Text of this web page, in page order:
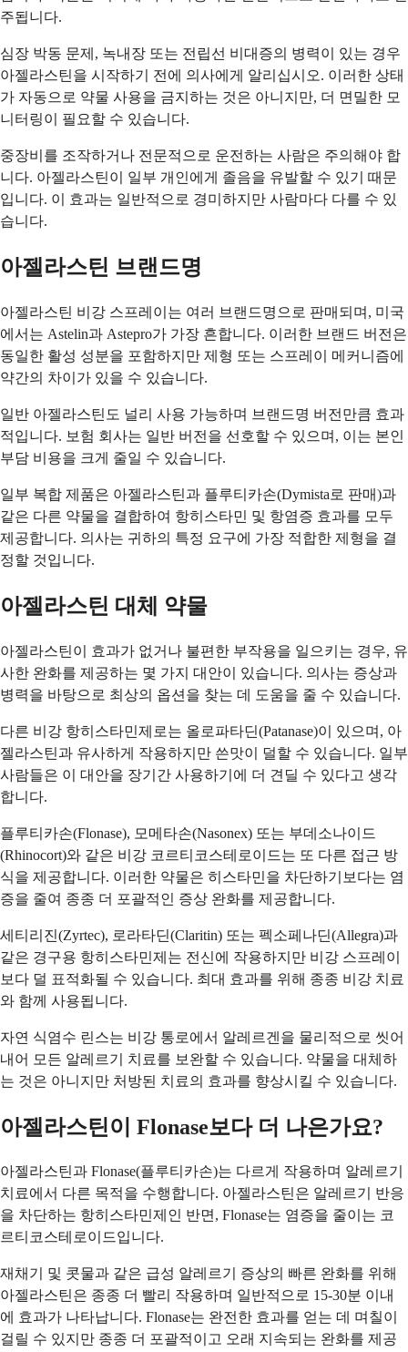
주됩니다.
심장 박동 문제, 녹내장 또는 전립선 비대증의 병력이 있는 경우
아젤라스틴을 시작하기 전에 의사에게 알리십시오. 이러한 상태
가 자동으로 약물 사용을 금지하는 것은 아니지만, 더 면밀한 모
니터링이 필요할 수 있습니다.
중장비를 조작하거나 전문적으로 운전하는 사람은 주의해야 합
니다. 아젤라스틴이 일부 개인에게 졸음을 유발할 수 있기 때문
입니다. 이 효과는 일반적으로 경미하지만 사람마다 다를 수 있
습니다.
아젤라스틴 브랜드명
아젤라스틴 비강 스프레이는 여러 브랜드명으로 판매되며, 미국
에서는 Astelin과 Astepro가 가장 흔합니다. 이러한 브랜드 버전은
동일한 활성 성분을 포함하지만 제형 또는 스프레이 메커니즘에
약간의 차이가 있을 수 있습니다.
일반 아젤라스틴도 널리 사용 가능하며 브랜드명 버전만큼 효과
적입니다. 보험 회사는 일반 버전을 선호할 수 있으며, 이는 본인
부담 비용을 크게 줄일 수 있습니다.
일부 복합 제품은 아젤라스틴과 플루티카손(Dymista로 판매)과
같은 다른 약물을 결합하여 항히스타민 및 항염증 효과를 모두
제공합니다. 의사는 귀하의 특정 요구에 가장 적합한 제형을 결
정할 것입니다.
아젤라스틴 대체 약물
아젤라스틴이 효과가 없거나 불편한 부작용을 일으키는 경우, 유
사한 완화를 제공하는 몇 가지 대안이 있습니다. 의사는 증상과
병력을 바탕으로 최상의 옵션을 찾는 데 도움을 줄 수 있습니다.
다른 비강 항히스타민제로는 올로파타딘(Patanase)이 있으며, 아
젤라스틴과 유사하게 작용하지만 쓴맛이 덜할 수 있습니다. 일부
사람들은 이 대안을 장기간 사용하기에 더 견딜 수 있다고 생각
합니다.
플루티카손(Flonase), 모메타손(Nasonex) 또는 부데소나이드
(Rhinocort)와 같은 비강 코르티코스테로이드는 또 다른 접근 방
식을 제공합니다. 이러한 약물은 히스타민을 차단하기보다는 염
증을 줄여 종종 더 포괄적인 증상 완화를 제공합니다.
세티리진(Zyrtec), 로라타딘(Claritin) 또는 펙소페나딘(Allegra)과
같은 경구용 항히스타민제는 전신에 작용하지만 비강 스프레이
보다 덜 표적화될 수 있습니다. 최대 효과를 위해 종종 비강 치료
와 함께 사용됩니다.
자연 식염수 린스는 비강 통로에서 알레르겐을 물리적으로 씻어
내어 모든 알레르기 치료를 보완할 수 있습니다. 약물을 대체하
는 것은 아니지만 처방된 치료의 효과를 향상시킬 수 있습니다.
아젤라스틴이 Flonase보다 더 나은가요?
아젤라스틴과 Flonase(플루티카손)는 다르게 작용하며 알레르기
치료에서 다른 목적을 수행합니다. 아젤라스틴은 알레르기 반응
을 차단하는 항히스타민제인 반면, Flonase는 염증을 줄이는 코
르티코스테로이드입니다.
재채기 및 콧물과 같은 급성 알레르기 증상의 빠른 완화를 위해
아젤라스틴은 종종 더 빨리 작용하며 일반적으로 15-30분 이내
에 효과가 나타납니다. Flonase는 완전한 효과를 얻는 데 며칠이
걸릴 수 있지만 종종 더 포괄적이고 오래 지속되는 완화를 제공